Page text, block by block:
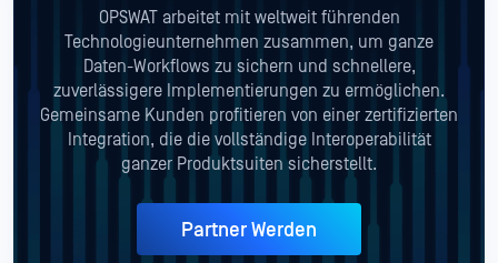
OPSWAT arbeitet mit weltweit führenden
Technologieunternehmen zusammen, um ganze
Daten-Workflows zu sichern und schnellere,
zuverlässigere Implementierungen zu ermöglichen.
Gemeinsame Kunden profitieren von einer zertifizierten
Integration, die die vollständige Interoperabilität
ganzer Produktsuiten sicherstellt.
Partner Werden